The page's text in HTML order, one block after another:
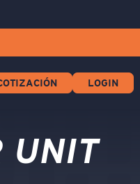
LOGIN
UNIT